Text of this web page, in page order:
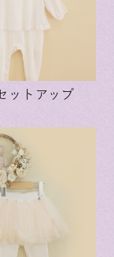
ットアップ